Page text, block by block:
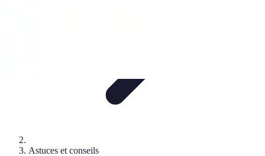
Astuces et conseils